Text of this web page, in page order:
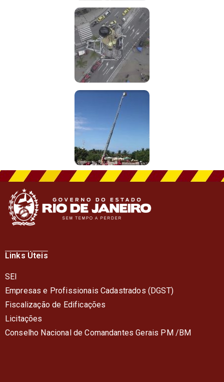
Links Úteis
SEI
Empresas e Profissionais Cadastrados (DGST)
Fiscalização de Edificações
Licitações
Conselho Nacional de Comandantes Gerais PM /BM